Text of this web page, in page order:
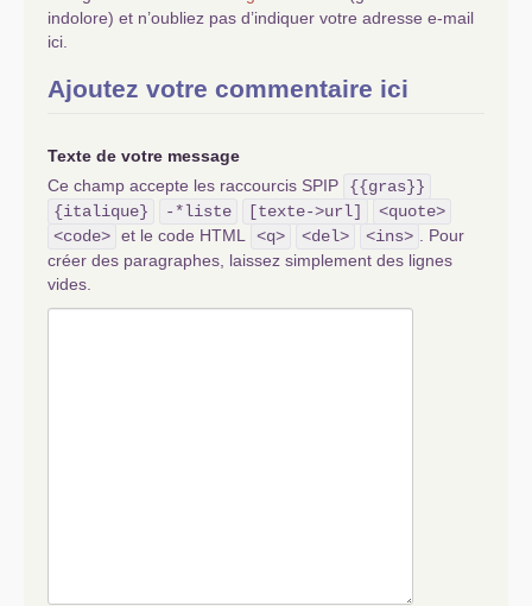
indolore) et n’oubliez pas d’indiquer votre adresse e-mail
ici.
Ajoutez votre commentaire ici
Texte de votre message
Ce champ accepte les raccourcis SPIP
{{gras}}
{italique}
-*liste [texte->url]
<quote>
<code> et le code HTML <q> <del> <ins>
. Pour
créer des paragraphes, laissez simplement des lignes
vides.